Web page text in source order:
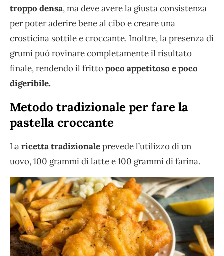
troppo densa, ma deve avere la giusta consistenza
per poter aderire bene al cibo e creare una
crosticina sottile e croccante. Inoltre, la presenza di
grumi può rovinare completamente il risultato
finale, rendendo il frittopoco appetitoso e poco
digeribile.
Metodo tradizionale per fare la
pastella croccante
Laricetta tradizionaleprevede l’utilizzo di un
uovo, 100 grammi di latte e 100 grammi di farina.